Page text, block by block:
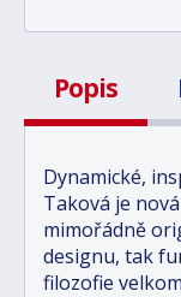
Popis
Dynamické,
Taková je
mimořádně
designu, tak
filozofie